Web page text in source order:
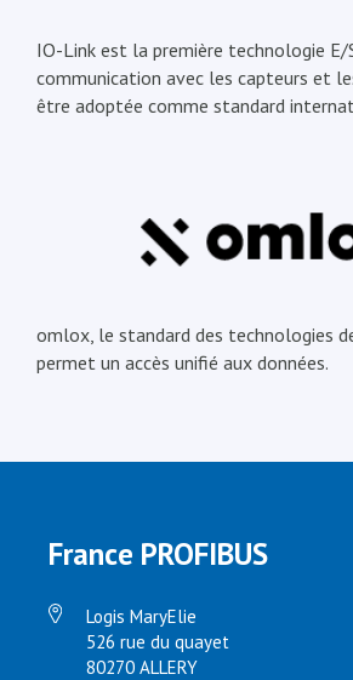
IO-Link est la première technologie E/
communication avec les capteurs et
être adoptée comme standard
omlox, le standard des technologies
permet un accès unifié aux données.
France PROFIBUS
Logis MaryElie
526 rue du quayet
80270 ALLERY